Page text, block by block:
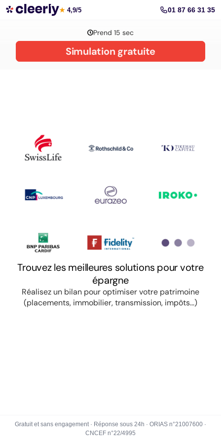
La gestion de patrimoine avec Cleerly
★ 4,9/5 01 87 66 31 35
Gratuit et sans engagement · Réponse sous 24h · ORIAS n°21007600 ·
CNCEF n°22/4995